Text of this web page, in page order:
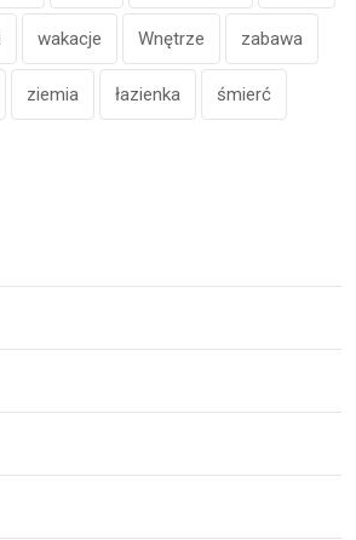
wakacje Wnętrze zabawa
ziemia łazienka śmierć